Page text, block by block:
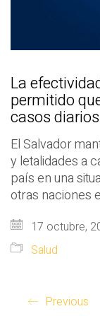
La
permitido
casos
El Salvador
y letalidades a
país en una
otras naciones
17 octubre,
Salud
Previous